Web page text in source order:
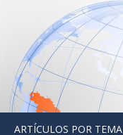
ARTÍCULOS POR TEMA